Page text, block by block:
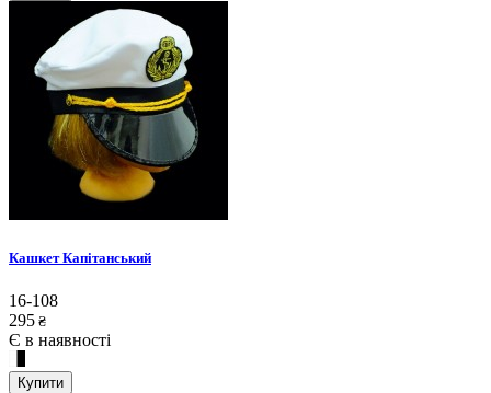
Кашкет Капітанський
16-108
295 ₴
Є в наявності
Купити